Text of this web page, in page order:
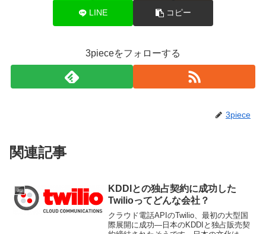
LINE コピー
3pieceをフォローする
3piece
関連記事
au
KDDIとの独占契約に成功した
Twilioってどんな会社？
クラウド電話APIのTwilio、最初の大型国
際展開に成功―日本のKDDIと独占販売契